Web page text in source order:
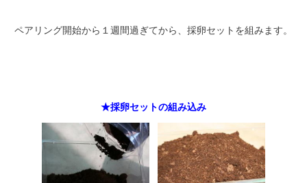
ペアリング開始から１週間過ぎてから、採卵セットを組みます。
★採卵セットの組み込み